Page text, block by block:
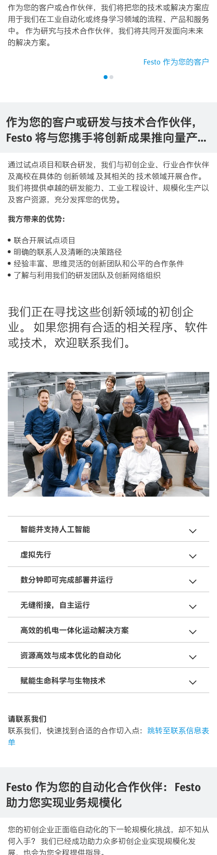
作为您的客户或合作伙伴，我们将把您的技术或解决方案应
用于我们在工业自动化或终身学习领域的流程、产品和服务
中。 作为研究与技术合作伙伴，我们将共同开发面向未来
的解决方案。
Festo 作为您的客户
作为您的客户或研发与技术合作伙伴，
Festo 将与您携手将创新成果推向量产阶
通过试点项目和联合研发，我们与初创企业、行业合作伙伴
及高校在具体的 创新领域 及其相关的 技术领域开展合作。
我们将提供卓越的研发能力、工业工程设计、规模化生产以
及客户资源，充分发挥您的优势。
我方带来的优势：
联合开展试点项目
明确的联系人及清晰的决策路径
经验丰富、思维灵活的创新团队和公平的合作条件
了解与利用我们的研发团队及创新网络组织
我们正在寻找这些创新领域的初创企
业。 如果您拥有合适的相关程序、软件
或技术，欢迎联系我们。
智能并支持人工智能
虚拟先行
数分钟即可完成部署并运行
无缝衔接，自主运行
高效的机电一体化运动解决方案
资源高效与成本优化的自动化
赋能生命科学与生物技术
请联系我们
联系我们，快速找到合适的合作切入点： 跳转至联系信息表
单
Festo 作为您的自动化合作伙伴：Festo
助力您实现业务规模化
您的初创企业正面临自动化的下一轮规模化挑战，却不知从
何入手？ 我们已经成功助力众多初创企业实现规模化发